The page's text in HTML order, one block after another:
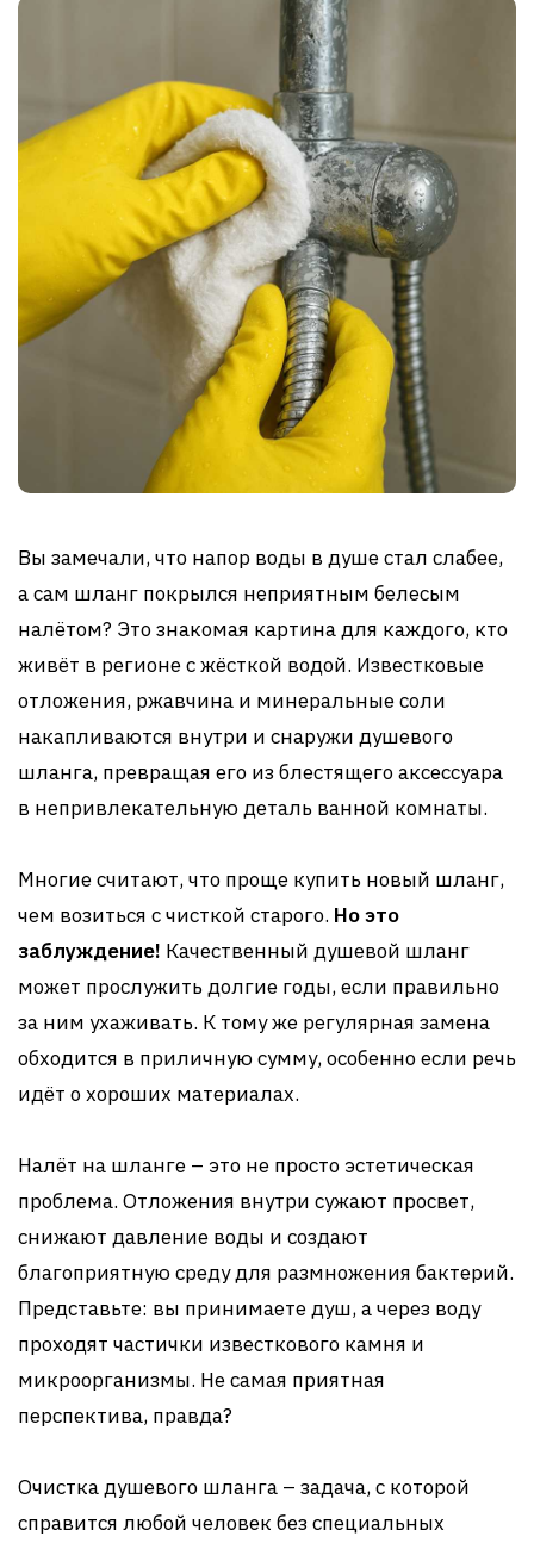
Вы замечали, что напор воды в душе стал слабее,
а сам шланг покрылся неприятным белесым
налётом? Это знакомая картина для каждого, кто
живёт в регионе с жёсткой водой. Известковые
отложения, ржавчина и минеральные соли
накапливаются внутри и снаружи душевого
шланга, превращая его из блестящего аксессуара
в непривлекательную деталь ванной комнаты.
Многие считают, что проще купить новый шланг,
чем возиться с чисткой старого. Но это
заблуждение! Качественный душевой шланг
может прослужить долгие годы, если правильно
за ним ухаживать. К тому же регулярная замена
обходится в приличную сумму, особенно если речь
идёт о хороших материалах.
Налёт на шланге – это не просто эстетическая
проблема. Отложения внутри сужают просвет,
снижают давление воды и создают
благоприятную среду для размножения бактерий.
Представьте: вы принимаете душ, а через воду
проходят частички известкового камня и
микроорганизмы. Не самая приятная
перспектива, правда?
Очистка душевого шланга – задача, с которой
справится любой человек без специальных